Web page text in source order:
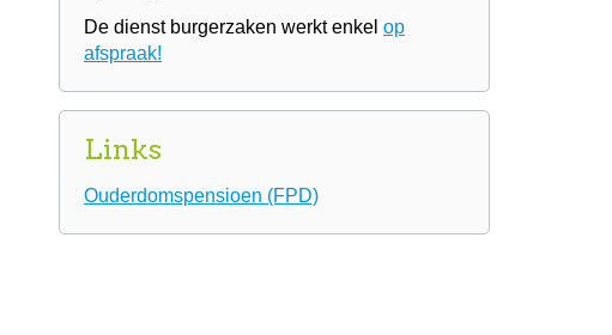
De dienst burgerzaken werkt enkel op
afspraak!
Links
Ouderdomspensioen (FPD)